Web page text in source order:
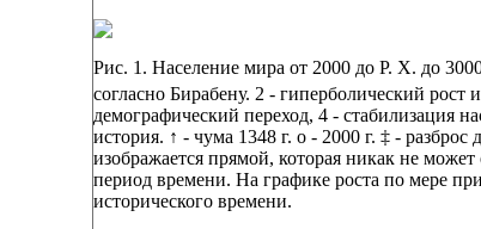
Рис. 1. Население мира от 2000 до Р. Х. до
согласно Бирабену. 2 - гиперболический
демографический переход, 4 - стабилизация
история. ↑ - чума 1348 г. о - 2000 г. ‡ - разброс
изображается прямой, которая никак не может
период времени. На графике роста по мере
исторического времени.